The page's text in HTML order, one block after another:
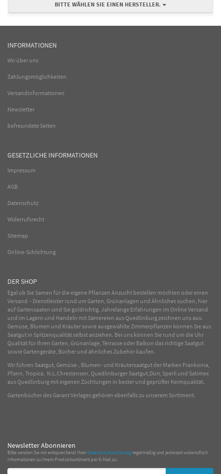
BITTE WÄHLEN SIE EINEN HERSTELLER.
INFORMATIONEN
Wir über uns
Zahlungsmöglichkeiten
Versandinformationen
Newsletter
befreundete Seiten
GESETZLICHE INFORMATIONEN
Impressum
AGB
Datenschutz
Widerrufsrecht
Sitemap
Online-Schlichtung
DER SHOP
Egal ob Sie Samen für die eigene Pflanzen Anzucht bestellen möchten oder einen
Versand - Dienstleister rund um Garten, Grünanlagen und Ähnliches suchen, hier
auf Gartensaaten sind Sie goldrichtig. Jahrelange Erfahrungen im OnlineVersand
und im Lagern und Handeln mit Sämereien aus Quedlinburg zeichnen uns aus.
Gemüse, Blumen und Kräuter sowie ausgewählteZimmerpflanzen können Sie aus
Saatgut in Spitzenqualität selbst anziehen. Bei uns können Sie rund um die Uhr
Qualität für Ihren Garten, Grünanlage, Terrasse oder Balkon das richtige Saatgut
sowie Gartengeräte, Bücher und ähnliches Zubehör kaufen.
Wir führen Saatgut, Gemüse-, Blumen- und Kräutersaatgut der Marken Frankonia,
Pfann, Tropica, N.L.Chrestensen, Quedlinburger Saatgut,Dürr, Sperli und Satimex
aus Quedlinburg mit eigenen Züchtungen in bester und geprüfter Keimqualität.
Gartenbücher des Garant Verlages gehören ebenfalls zu unserem Sortiment.
Newsletter Abonnieren
Bitte senden Sie mir entsprechend IhrerDatenschutzerklärung regelmäßig und jederzeit widerruflich
Informationen zu Ihrem Produktsortiment per E-Mail zu.
E-